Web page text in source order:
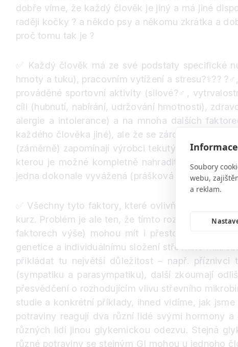
Soubory
webu,
a reklam.
dobře víme, že každý člověk je jiný a má jiné
raději kočky ? a někdo psy a někomu zkrátka a
proč tomu tak je ?
Každý člověk má ze své podstaty specifické
hmoty a tuku), pracovním vytížení a stresu?‍⚕️?‍? ?‍♂️
prováděné sportovní aktivity (silové?️‍♂️ ,
cíli (hubnutí, nabírání, udržování hmotnosti),
alergie a intolerance) a na mnoha dalších
každého člověka jiné), ale že se zároveň mohou
(záměrně) zapomínají výrobci tekutých náhražek
kterou je možné kompletně nahradit pevnou
jedna dokonale vyvážená (prášková či tekutá)
Všechny tyto faktory, které ovlivňují
kurz. Problém je ale ten, že tímto rozdíly v
faktorech výše) mohou mít i přesto rozdílnou
genetice a individuálnímu složení střevního
přikládat tu největší důležitost – např. příznivci
(sympatiku a parasympatiku), další zkoumají
přesvědčení o rozhodujícím vlivu střevního
studie a konkrétní příklady, ihned vidíme, jak
potraviny reagují dva různí lidé svými hormony
různých lidí jinou glykemickou odezvu. Stejná
různé potraviny se stejným GI mohou u jednoho